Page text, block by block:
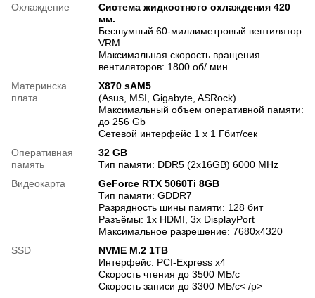
Охлаждение
Система жидкостного охлаждения 420
мм.
Бесшумный 60-миллиметровый вентилятор
VRM
Максимальная скорость вращения
вентиляторов: 1800 об/ мин
Материнска
плата
X870 sAM5
(Asus, MSI, Gigabyte, ASRock)
Максимальный объем оперативной памяти:
до 256 Gb
Сетевой интерфейс 1 х 1 Гбит/сек
Оперативная
память
32 GB
Тип памяти: DDR5 (2x16GB) 6000 MHz
Видеокарта
GeForce RTX 5060Ti 8GB
Тип памяти: GDDR7
Разрядность шины памяти: 128 бит
Разъёмы: 1x HDMI, 3x DisplayPort
Максимальное разрешение: 7680x4320
SSD
NVME M.2 1TB
Интерфейс: PCI-Express x4
Скорость чтения до 3500 МБ/с
Скорость записи до 3300 МБ/с< /p>